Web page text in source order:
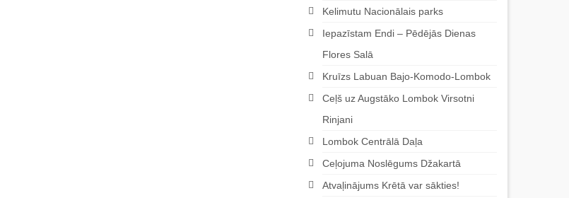
Kelimutu Nacionālais parks
Iepazīstam Endi – Pēdējās Dienas
Flores Salā
Kruīzs Labuan Bajo-Komodo-Lombok
Ceļš uz Augstāko Lombok Virsotni
Rinjani
Lombok Centrālā Daļa
Ceļojuma Noslēgums Džakartā
Atvaļinājums Krētā var sākties!